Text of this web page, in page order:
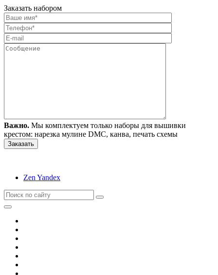
Заказать набором
Важно. Мы комплектуем только наборы для вышивки
крестом: нарезка мулине DMC, канва, печать схемы
Zen Yandex